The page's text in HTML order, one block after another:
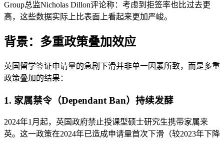
Group总监Nicholas Dillon评论称：考虑到拒签率也比过去更
高，这些数据实际上比表面上看起来更加严峻。
背景：多重政策叠加效应
英国留学签证申请量的急剧下滑并非单一因素所致，而是多重
政策叠加的结果：
1. 家属禁令（Dependant Ban）持续发酵
2024年1月起，英国政府禁止授课型硕士研究生携带家属来
英。这一政策在2024年已造成申请量首次下滑（较2023年下降